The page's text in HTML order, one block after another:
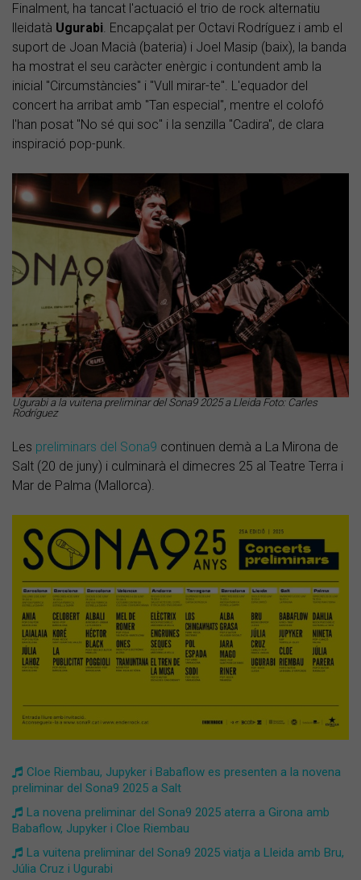
Finalment, ha tancat l'actuació el trio de rock alternatiu
lleidatà Ugurabi. Encapçalat per Octavi Rodríguez i amb el
suport de Joan Macià (bateria) i Joel Masip (baix), la banda
ha mostrat el seu caràcter enèrgic i contundent amb la
inicial "Circumstàncies" i "Vull mirar-te". L'equador del
concert ha arribat amb "Tan especial", mentre el colofó
l'han posat "No sé qui soc" i la senzilla "Cadira", de clara
inspiració pop-punk.
Ugurabi a la vuitena preliminar del Sona9 2025 a Lleida Foto: Carles
Rodríguez
Les preliminars del Sona9 continuen demà a La Mirona de
Salt (20 de juny) i culminarà el dimecres 25 al Teatre Terra i
Mar de Palma (Mallorca).
Cloe Riembau, Jupyker i Babaflow es presenten a la novena
preliminar del Sona9 2025 a Salt
La novena preliminar del Sona9 2025 aterra a Girona amb
Babaflow, Jupyker i Cloe Riembau
La vuitena preliminar del Sona9 2025 viatja a Lleida amb Bru,
Júlia Cruz i Ugurabi